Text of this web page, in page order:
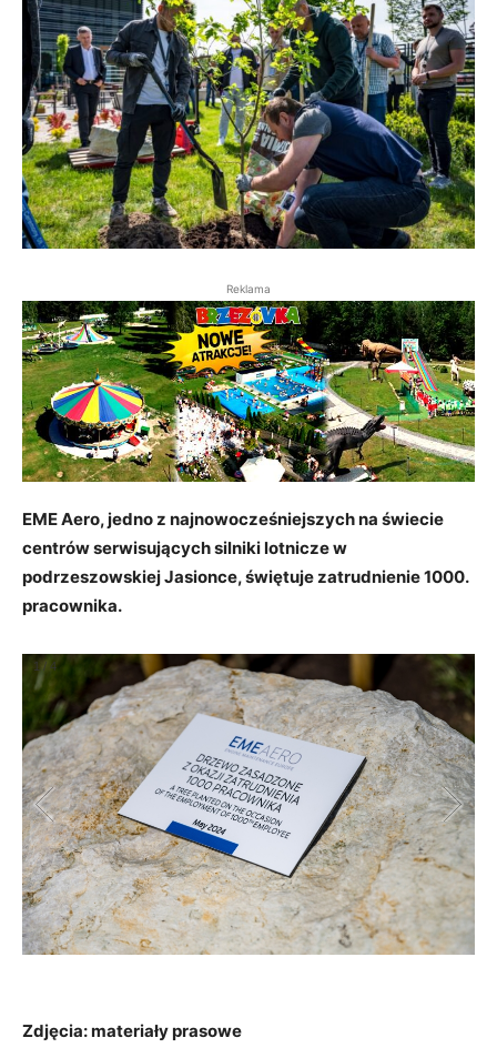
Reklama
EME Aero, jedno z najnowocześniejszych na świecie
centrów serwisujących silniki lotnicze w
podrzeszowskiej Jasionce, świętuje zatrudnienie 1000.
pracownika.
1 / 4
Zdjęcia: materiały prasowe